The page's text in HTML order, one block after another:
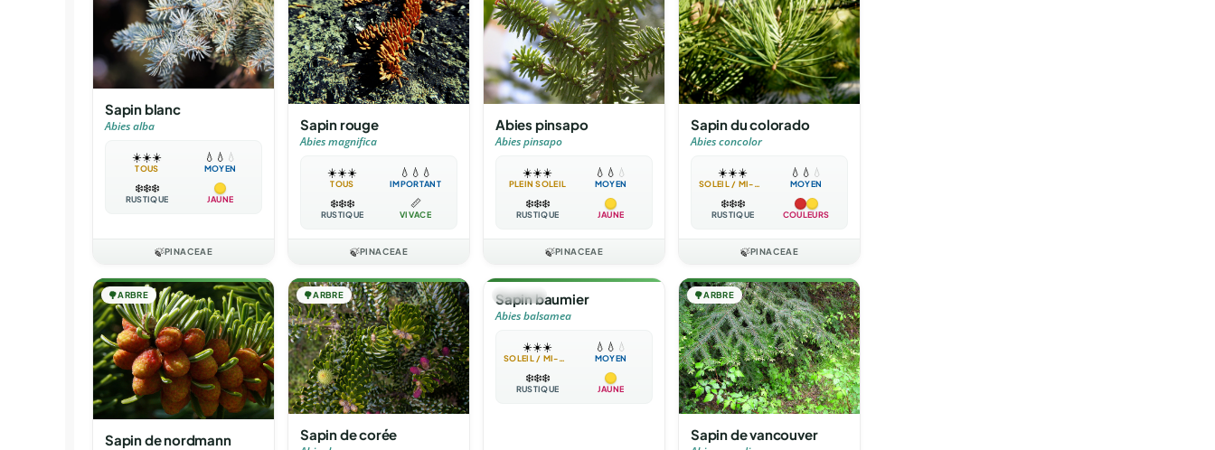
Sapin blanc
Abies alba
☀️☀️☀️
TOUS
💧 💧 💧
MOYEN
❄️❄️❄️
RUSTIQUE JAUNE
🍃PINACEAE
Sapin rouge
Abies magnifica
☀️☀️☀️
TOUS
💧 💧 💧
IMPORTANT
❄️❄️❄️
RUSTIQUE
📏
VIVACE
🍃PINACEAE
Abies pinsapo
Abies pinsapo
☀️☀️☀️
PLEIN SOLEIL
💧 💧 💧
MOYEN
❄️❄️❄️
RUSTIQUE JAUNE
🍃PINACEAE
Sapin du colorado
Abies concolor
☀️☀️☀️
SOLEIL / MI-OMBRE
💧 💧 💧
MOYEN
❄️❄️❄️
RUSTIQUE COULEURS
🍃PINACEAE
🌳ARBRE
Sapin de nordmann
🌳ARBRE
Sapin de corée
🌳ARBRE
Sapin baumier
Abies balsamea
☀️☀️☀️
SOLEIL / MI-OMBRE
💧 💧 💧
MOYEN
❄️❄️❄️
RUSTIQUE JAUNE
🌳ARBRE
Sapin de vancouver